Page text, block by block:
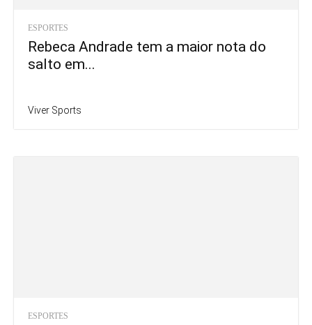
ESPORTES
Rebeca Andrade tem a maior nota do
salto em...
Viver Sports
ESPORTES